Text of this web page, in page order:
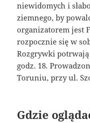
niewidomych i
ziemnego, by
organizatorem jest
rozpocznie się w
Rozgrywki potrwają
godz. 18.
Toruniu, przy ul.
Gdzie